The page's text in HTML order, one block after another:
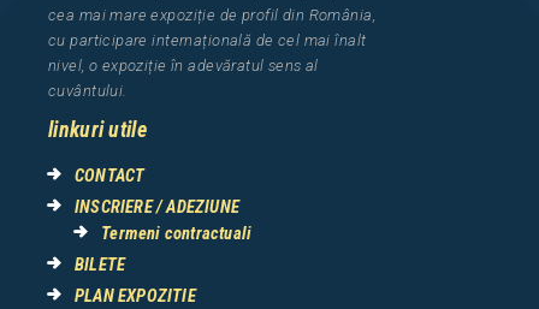
cea mai mare expoziție de profil din România
cu participare internațională de cel maiînalt
nivel, o expoziție în adevăratul sens al
cuvântului.
linkuri utile
CONTACT
INSCRIERE / ADEZIUNE
Termeni contractuali
BILETE
PLAN EXPOZITIE